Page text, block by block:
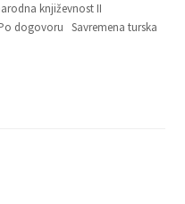
književnost II
dogovoru Savremena turska